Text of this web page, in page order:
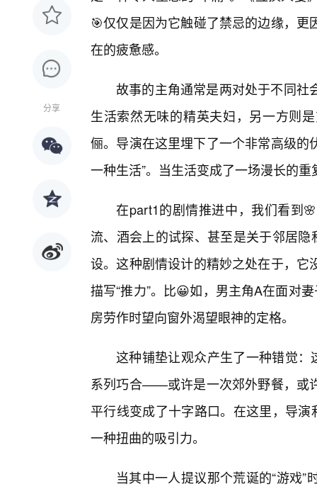
分享
🎯仅仅是因为它触碰了禁忌的边缘，
在的疲惫感。
故事的主角通常是两对处于不同社
生活索然无味的精英夫妇，另一方则
俪。导演在这里埋下了一个非常高级的
一种生活”。当生活变成了一场漫长的
在part1的剧情推进中，我们看到
流、酒会上的试探、甚至是关于邻居
设。这种剧情设计的精妙之处在于，
描写“推力”。比😀如，男主角A在面对
房劳作时望向窗外渴望眼神的定格。
这种铺垫让观众产生了一种错觉：
系列巧合——或许是一次郊外野餐，
平行线变成了十字路口。在这里，导
一种扭曲的吸引力。
当其中一人提议那个荒诞的“游戏